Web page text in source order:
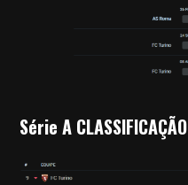
Série A CLASSIFICAÇÃO